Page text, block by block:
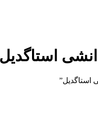
استاگدیل
استاگدیل”